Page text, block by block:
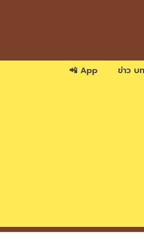
📲 App ข่าว บ